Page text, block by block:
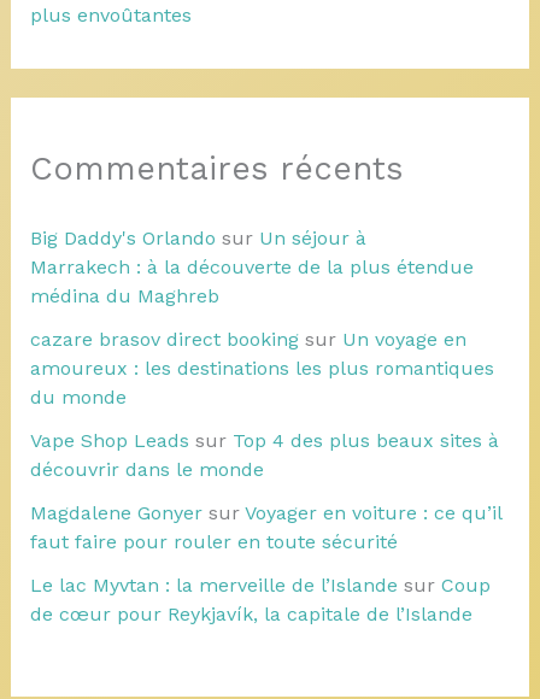
plus envoûtantes
Commentaires récents
Big Daddy's Orlando sur Un séjour à
Marrakech : à la découverte de la plus étendue
médina du Maghreb
cazare brasov direct bookingsur Un voyage en
amoureux : les destinations les plus romantiques
du monde
Vape Shop Leads sur Top 4 des plus beaux sites à
découvrir dans le monde
Magdalene Gonyersur Voyager en voiture : ce qu’il
faut faire pour rouler en toute sécurité
Le lac Myvtan : la merveille de l’Islande sur Coup
de cœur pour Reykjavík, la capitale de l’Islande